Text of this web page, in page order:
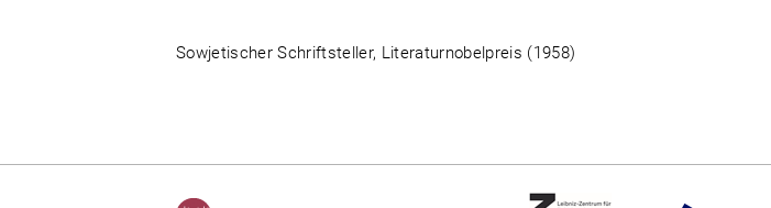
Sowjetischer Schriftsteller, Literaturnobelpreis (1958)